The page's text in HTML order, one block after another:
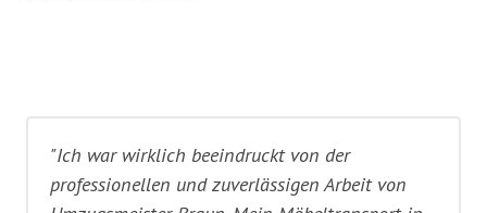
"Ich war wirklich beeindruckt von der
professionellen und zuverlässigen Arbeit von